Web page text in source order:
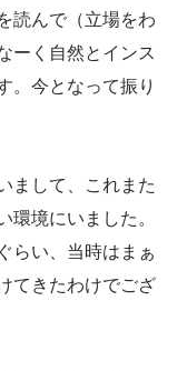
読んで（立場をわ
ーく自然とインス
。今となって振り
まして、これまた
境にいました。
らい、当時はまぁ
てきたわけでござ